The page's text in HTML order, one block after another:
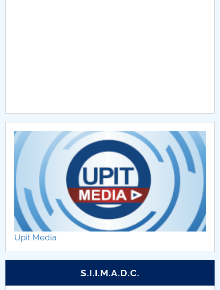
Chestionar angajabilitate ALUMNI – UPB
CAR2026
MENIU CANTINA
EDUDATA
CARE+CONNECT
ANSELMUS
Upit Media
S.I.I.M.A.D.C.